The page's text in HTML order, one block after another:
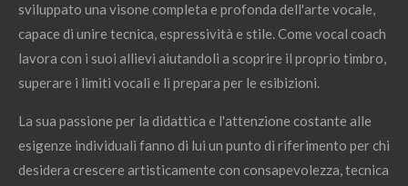
sviluppato una visone completa e profonda dell'arte vocale,
capace di unire tecnica, espressività e stile. Come vocal coach
lavora con i suoi allievi aiutandoli a scoprire il proprio timbro,
superare i limiti vocali e li prepara per le esibizioni.
La sua passione per la didattica e l'attenzione costante alle
esigenze individuali fanno di lui un punto di riferimento per chi
desidera crescere artisticamente con consapevolezza, tecnica